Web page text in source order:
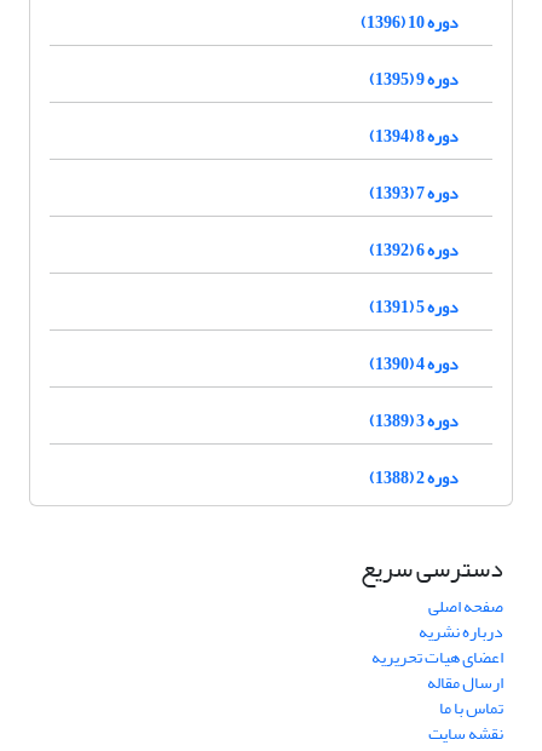
دوره 10 (1396)
دوره 9 (1395)
دوره 8 (1394)
دوره 7 (1393)
دوره 6 (1392)
دوره 5 (1391)
دوره 4 (1390)
دوره 3 (1389)
دوره 2 (1388)
دسترسی سریع
صفحه اصلی
درباره نشریه
اعضای هیات تحریریه
ارسال مقاله
تماس با ما
نقشه سایت